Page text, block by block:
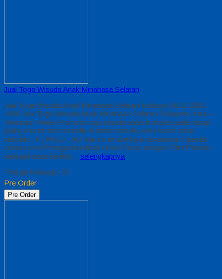
Jual Toga Wisuda Anak Minahasa Selatan
Jual Toga Wisuda Anak Minahasa Selatan Hubungi 0812-2282-
1060 Jual Toga Wisuda Anak Minahasa Selatan Sulawesi Utara –
Temukan Paket Promosi toga wisuda anak komplet pada harga
paling murah dan memiliki kualitas terbaik, kami kasih untuk
sekolah TK, PAUD , SD Kami memberinya penawaran Special
semua level Pengajaran Anak Umur Dasar dengan Fitur Produk
sebagaimana berikut… selengkapnya
*Harga Hubungi CS
Pre Order
Pre Order